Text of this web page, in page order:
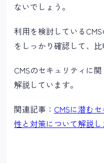
ないでしょう。
利用を検討している
をしっかり確認して、
CMSのセキュリティに
解説しています。
関連記事： CMSに潜む
性と対策について解説し